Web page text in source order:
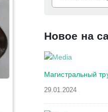
Новое на
Магистральный
29.01.2024